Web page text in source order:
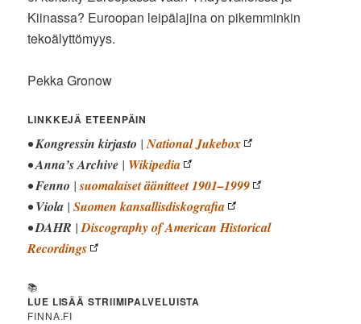
Kiinassa? Euroopan leipälajina on pikemminkin
tekoälyttömyys.
Pekka Gronow
LINKKEJÄ ETEENPÄIN
•Kongressin kirjasto |National Jukebox
•Anna’s Archive | Wikipedia
•Fenno |suomalaiset äänitteet 1901–1999
•Viola |Suomen kansallisdiskografia
•DAHR |Discography of American Historical
Recordings
📚
LUE LISÄÄ STRIIMIPALVELUISTA
FINNA.FI